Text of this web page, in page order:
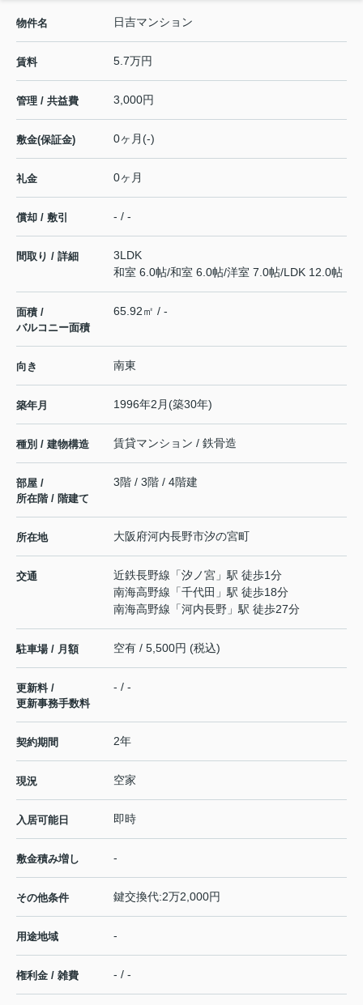
物件名 日吉マンション
賃料 5.7万円
管理 / 共益費 3,000円
敷金(保証金) 0ヶ月(-)
礼金 0ヶ月
償却 / 敷引 - / -
間取り / 詳細
3LDK
和室 6.0帖/和室 6.0帖/洋室 7.0帖/LDK 12.0帖
面積 /
バルコニー面積
65.92㎡ / -
向き 南東
築年月 1996年2月(築30年)
種別 / 建物構造 賃貸マンション / 鉄骨造
部屋 /
所在階 / 階建て
3階 / 3階 / 4階建
所在地 大阪府河内長野市汐の宮町
交通 近鉄長野線 「汐ノ宮 」駅 徒歩1分
南海高野線 「千代田 」駅 徒歩18分
南海高野線 「河内長野 」駅 徒歩27分
駐車場 / 月額 空有 / 5,500円 (税込)
更新料 /
更新事務手数料
- / -
契約期間 2年
現況 空家
入居可能日 即時
敷金積み増し -
その他条件 鍵交換代:2万2,000円
用途地域 -
権利金 / 雑費 - / -